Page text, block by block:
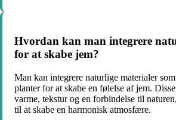
Hvordan kan man integrere
for at skabe jem?
Man kan integrere naturlige materialer
planter for at skabe en følelse af jem.
varme, tekstur og en forbindelse til
til at skabe en harmonisk atmosfære.